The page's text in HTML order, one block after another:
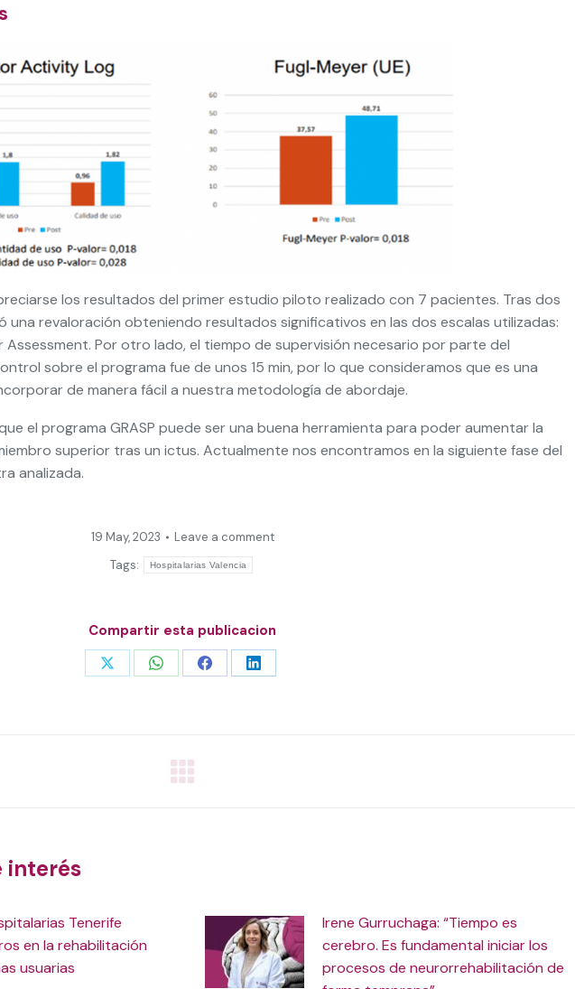
los resultados del primer estudio piloto realizado con 7 pacientes. Tras dos
una revaloración obteniendo resultados significativos en las dos escalas utilizadas:
Por otro lado, el tiempo de supervisión necesario por parte del
sobre el programa fue de unos 15 min, por lo que consideramos que es una
de manera fácil a nuestra metodología de abordaje.
el programa GRASP puede ser una buena herramienta para poder aumentar la
superior tras un ictus. Actualmente nos encontramos en la siguiente fase del
analizada.
19 May, 2023
Leave a comment
Tags:
Hospitalarias Valencia
Compartir esta publicacion
Share Share Share Share
interés
Tenerife
en la rehabilitación
usuarias
Irene Gurruchaga: “Tiempo es
cerebro. Es fundamental iniciar los
procesos de neurorrehabilitación de